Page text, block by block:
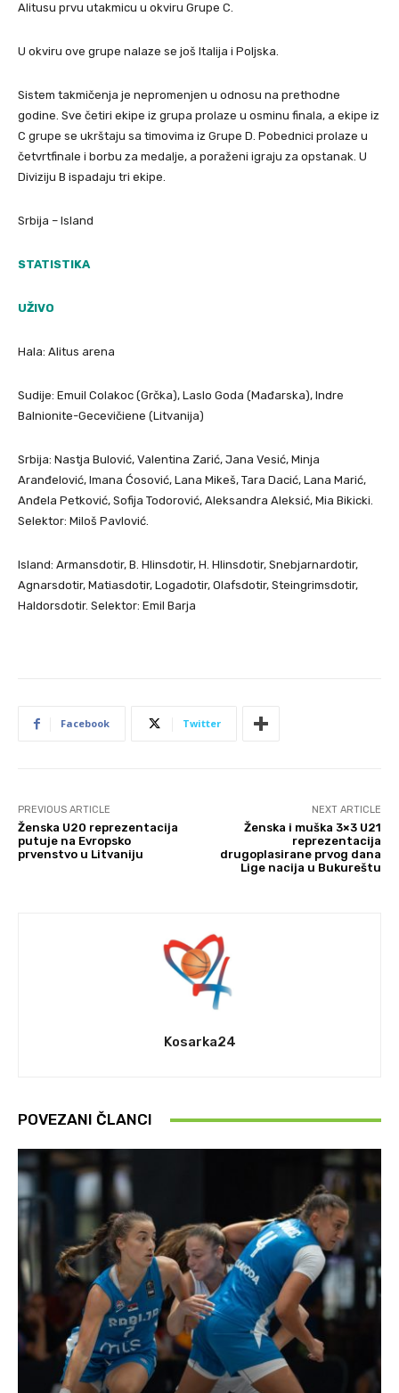
Alitusu prvu utakmicu u okviru Grupe C.
U okviru ove grupe nalaze se još Italija i Poljska.
Sistem takmičenja je nepromenjen u odnosu na prethodne
godine. Sve četiri ekipe iz grupa prolaze u osminu finala, a ekipe iz
C grupe se ukrštaju sa timovima iz Grupe D. Pobednici prolaze u
četvrtfinale i borbu za medalje, a poraženi igraju za opstanak. U
Diviziju B ispadaju tri ekipe.
Srbija – Island
STATISTIKA
UŽIVO
Hala: Alitus arena
Sudije: Emuil Colakoc (Grčka), Laslo Goda (Mađarska), Indre
Balnionite-Gecevičiene (Litvanija)
Srbija: Nastja Bulović, Valentina Zarić, Jana Vesić, Minja
Aranđelović, Imana Ćosović, Lana Mikeš, Tara Dacić, Lana Marić,
Anđela Petković, Sofija Todorović, Aleksandra Aleksić, Mia Bikicki.
Selektor: Miloš Pavlović.
Island: Armansdotir, B. Hlinsdotir, H. Hlinsdotir, Snebjarnardotir,
Agnarsdotir, Matiasdotir, Logadotir, Olafsdotir, Steingrimsdotir,
Haldorsdotir. Selektor: Emil Barja
Facebook Twitter
PREVIOUS ARTICLE
Ženska U20 reprezentacija
putuje na Evropsko
prvenstvo u Litvaniju
NEXT ARTICLE
Ženska i muška 3×3 U21
reprezentacija
drugoplasirane prvog dana
Lige nacija u Bukureštu
Kosarka24
POVEZANI ČLANCI